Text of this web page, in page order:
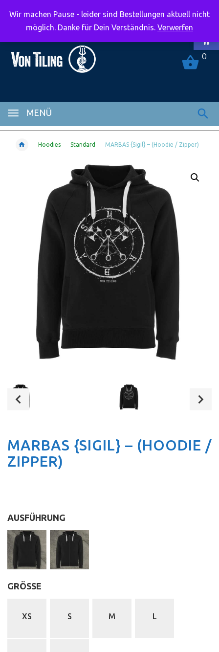
MENÜ
0
Hoodies Standard MARBAS {Sigil} – (Hoodie / Zipper)
MARBAS {SIGIL} – (HOODIE /
ZIPPER)
AUSFÜHRUNG
GRÖSSE
XS S M L
Wir machen Pause - leider sind Bestellungen aktuell nicht
möglich. Danke für Dein Verständnis. Verwerfen